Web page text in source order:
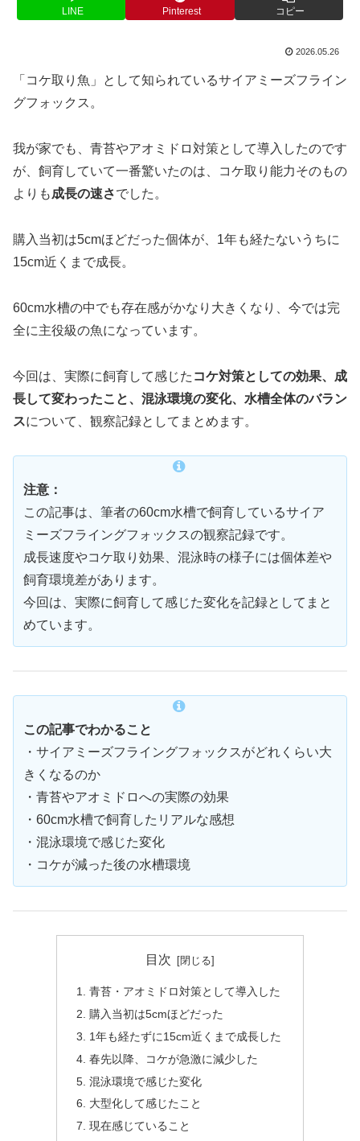
LINE Pinterest コピー
2026.05.26
「コケ取り魚」として知られているサイアミーズフライン
グフォックス。
我が家でも、青苔やアオミドロ対策として導入したのです
が、飼育していて一番驚いたのは、コケ取り能力そのもの
よりも成長の速さでした。
購入当初は5cmほどだった個体が、1年も経たないうちに
15cm近くまで成長。
60cm水槽の中でも存在感がかなり大きくなり、今では完
全に主役級の魚になっています。
今回は、実際に飼育して感じた コケ対策としての効果、成
長して変わったこと、混泳環境の変化、水槽全体のバラン
スについて、観察記録としてまとめます。
注意：
この記事は、筆者の60cm水槽で飼育しているサイア
ミーズフライングフォックスの観察記録です。
成長速度やコケ取り効果、混泳時の様子には個体差や
飼育環境差があります。
今回は、実際に飼育して感じた変化を記録としてまと
めています。
この記事でわかること
・サイアミーズフライングフォックスがどれくらい大
きくなるのか
・青苔やアオミドロへの実際の効果
・60cm水槽で飼育したリアルな感想
・混泳環境で感じた変化
・コケが減った後の水槽環境
目次
青苔・アオミドロ対策として導入した
購入当初は5cmほどだった
1年も経たずに15cm近くまで成長した
春先以降、コケが急激に減少した
混泳環境で感じた変化
大型化して感じたこと
現在感じていること